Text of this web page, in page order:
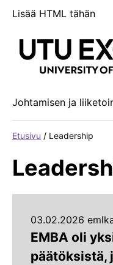
Siirry
Lisää HTML tähän
Johtamisen ja
Etusivu / Leadership
03.02.2026
EMBA oli
päätöksistä,